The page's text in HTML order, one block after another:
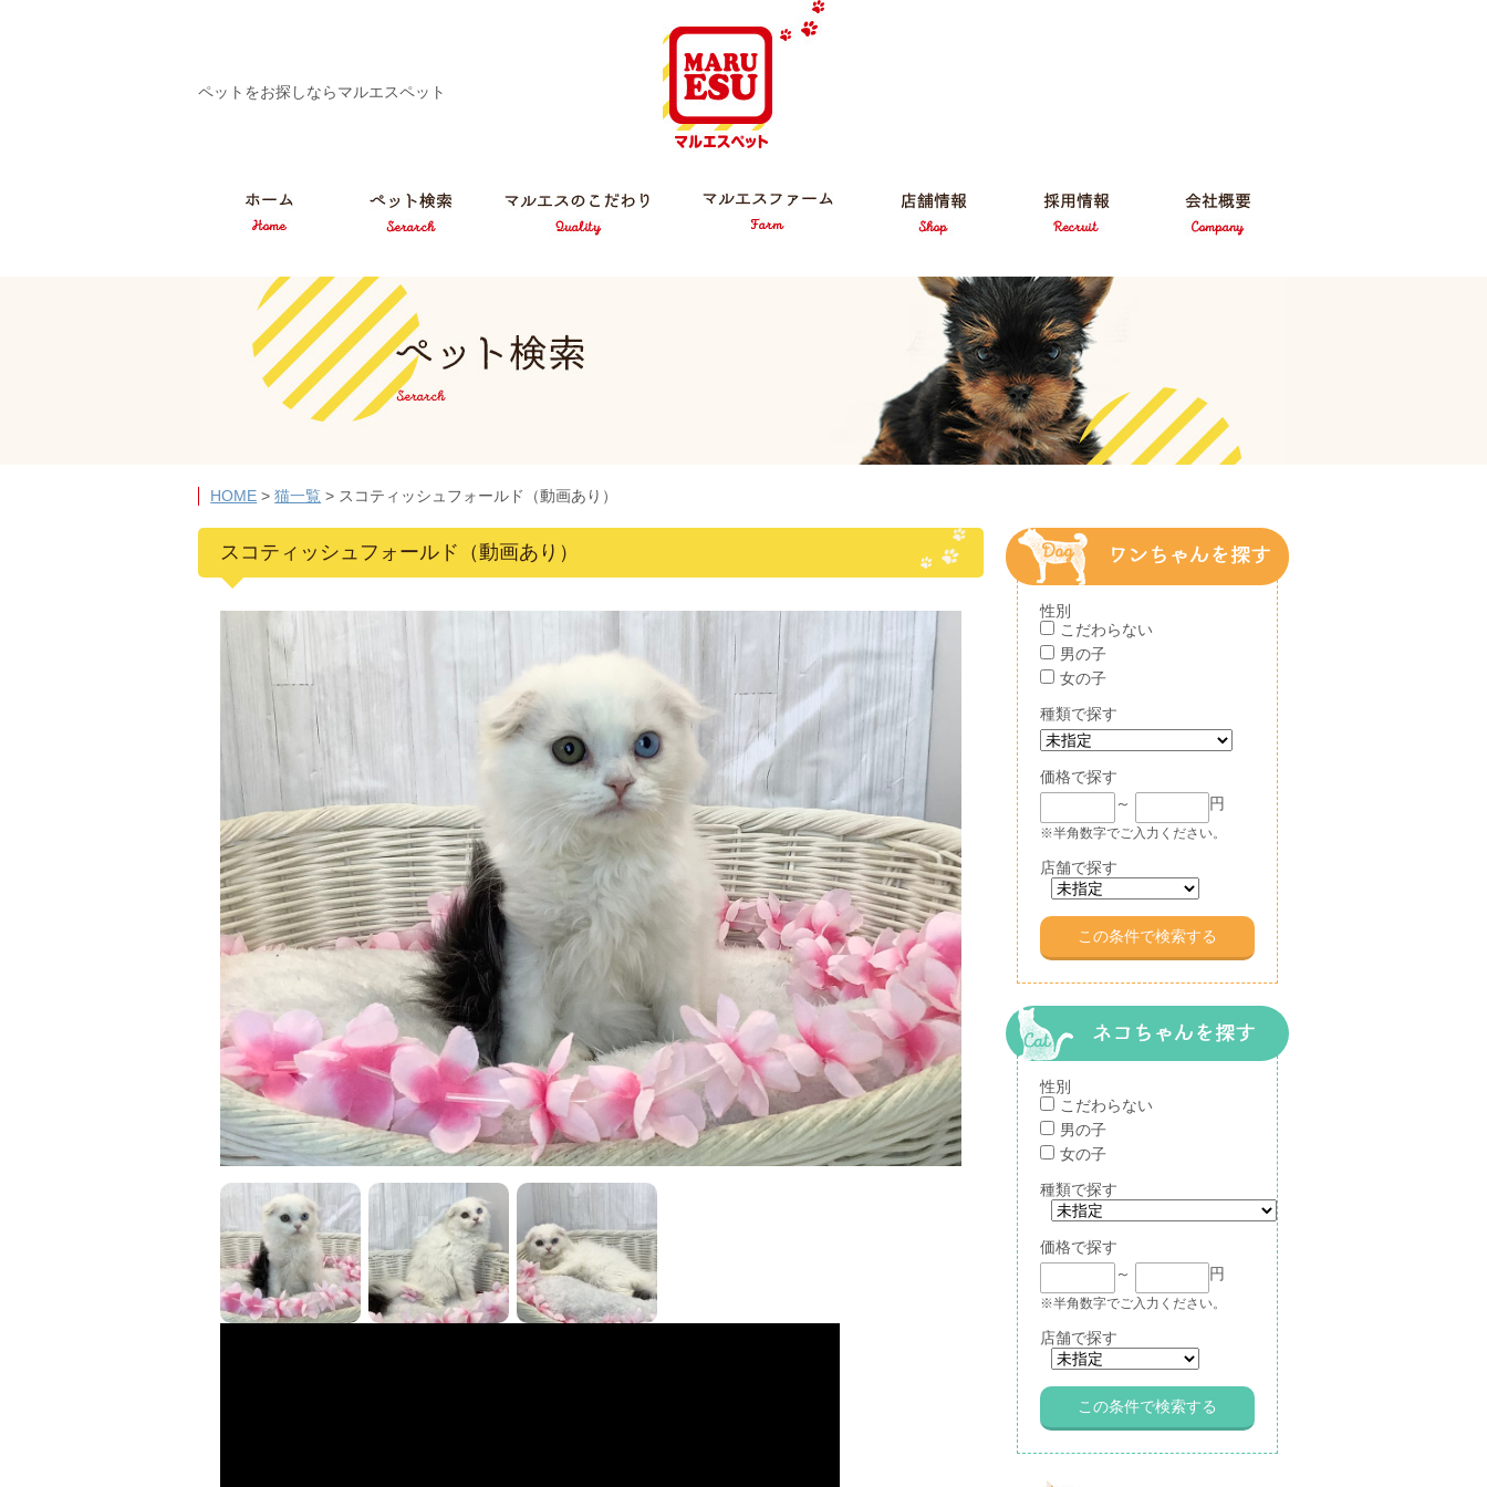
ペットをお探しならマルエスペット
HOME > 猫一覧 > スコティッシュフォールド（動画あり）
スコティッシュフォールド（動画あり）
性別
こだわらない
男の子
女の子
種類で探す
価格で探す
～
円
※半角数字でご入力ください。
店舗で探す
性別
こだわらない
男の子
女の子
種類で探す
価格で探す
～
円
※半角数字でご入力ください。
店舗で探す